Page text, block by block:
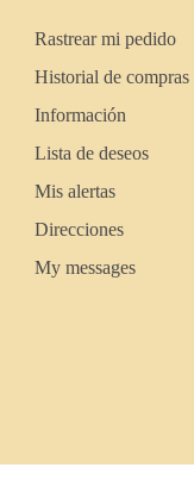
Rastrear mi pedido
Historial de compras
Información
Lista de deseos
Mis alertas
Direcciones
My messages